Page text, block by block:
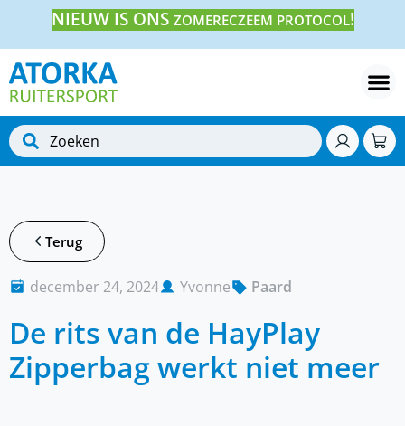
NIEUW IS ONS ZOMERECZEEM PROTOCOL!
Terug
december 24, 2024 Yvonne Paard
De rits van de HayPlay
Zipperbag werkt niet meer